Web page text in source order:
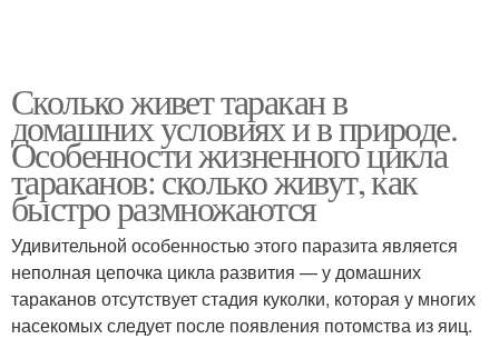
Сколько живет таракан в
домашних условиях и в природе.
Особенности жизненного цикла
тараканов: сколько живут, как
быстро размножаются
Удивительной особенностью этого паразита является
неполная цепочка цикла развития — у домашних
тараканов отсутствует стадия куколки, которая у многих
насекомых следует после появления потомства из яиц.